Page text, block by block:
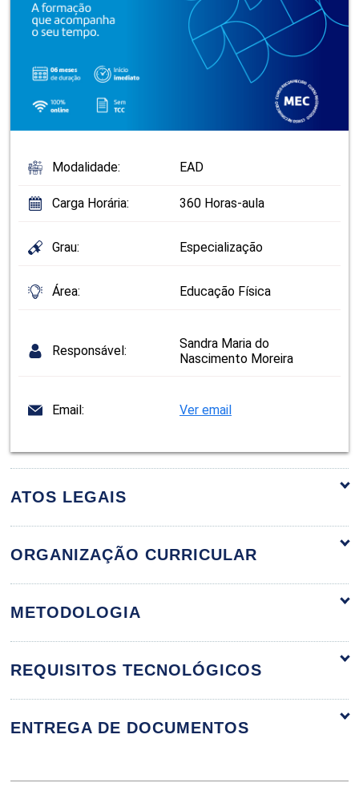
Modalidade: EAD
Carga Horária: 360 Horas-aula
Grau: Especialização
Área: Educação Física
Responsável:
Sandra Maria do
Nascimento Moreira
Email: Ver email
ATOS LEGAIS
ORGANIZAÇÃO CURRICULAR
60h
METODOLOGIA
REQUISITOS TECNOLÓGICOS
ENTREGA DE DOCUMENTOS